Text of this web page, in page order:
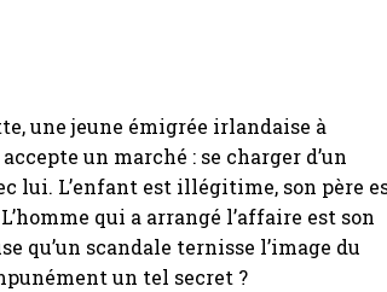
une jeune émigrée irlandaise à
un marché : se charger d’un
lui. L’enfant est illégitime, son père
qui a arrangé l’affaire est son
qu’un scandale ternisse l’image du
un tel secret ?